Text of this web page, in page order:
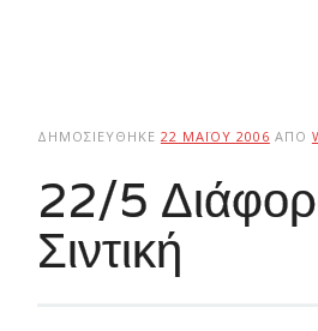
ΔΗΜΟΣΙΕΎΘΗΚΕ 22 ΜΑΪ́ΟΥ 2006 ΑΠΌ
22/5
Σιντική